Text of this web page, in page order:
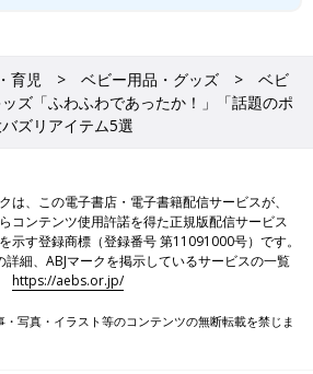
むら×ハローキティ「寒い日でも安
「機能性も抜群！」元子ども服販売
イター厳選★あったかアイテム5選
ご紹介するのは、ハローキティ×しまむら
元子ども服販売員ライターがアイテムの魅
お伝えしているので、ぜひチェックしてく
いね♪
は、どれも激かわでしたね。どれもバズ
で、気になる商品があれば即ゲットして
あったかいお洋服を身に着けて、冬を乗
育児 ベビー用品・グッズ
ベビ
ズ「ふわふわであったか！」「話題のポ
ズリアイテム5選
は、この電子書店・電子書籍配信サービスが、
コンテンツ使用許諾を得た正規版配信サービス
示す登録商標（登録番号 第11091000号）です。
詳細、ABJマークを掲示しているサービスの一覧
https://aebs.or.jp/
写真・イラスト等のコンテンツの無断転載を禁じま